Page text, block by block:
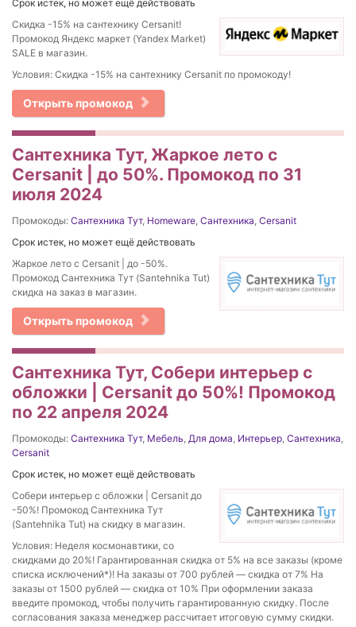
Срок истек, но может ещё действовать
Скидка -15% на сантехнику Cersanit!
Промокод Яндекс маркет (Yandex Market)
SALE в магазин.
Условия: Скидка -15% на сантехнику Cersanit по промокоду!
Открыть промокод
Сантехника Тут, Жаркое лето с
Cersanit | до 50%. Промокод по 31
июля 2024
Промокоды: Сантехника Тут, Homeware, Сантехника, Cersanit
Срок истек, но может ещё действовать
Жаркое лето с Cersanit | до -50%.
Промокод Сантехника Тут (Santehnika Tut)
скидка на заказ в магазин.
Открыть промокод
Сантехника Тут, Cобери интерьер с
обложки | Cersanit до 50%! Промокод
по 22 апреля 2024
Промокоды: Сантехника Тут, Мебель, Для дома, Интерьер, Сантехника,
Cersanit
Срок истек, но может ещё действовать
Cобери интерьер с обложки | Cersanit до
-50%! Промокод Сантехника Тут
(Santehnika Tut) на скидку в магазин.
Условия: Неделя космонавтики, со
скидками до 20%! Гарантированная скидка от 5% на все заказы (кроме
списка исключений*)! На заказы от 700 рублей — скидка от 7% На
заказы от 1500 рублей — скидка от 10% При оформлении заказа
введите промокод, чтобы получить гарантированную скидку. После
согласования заказа менеджер рассчитает итоговую сумму скидки.